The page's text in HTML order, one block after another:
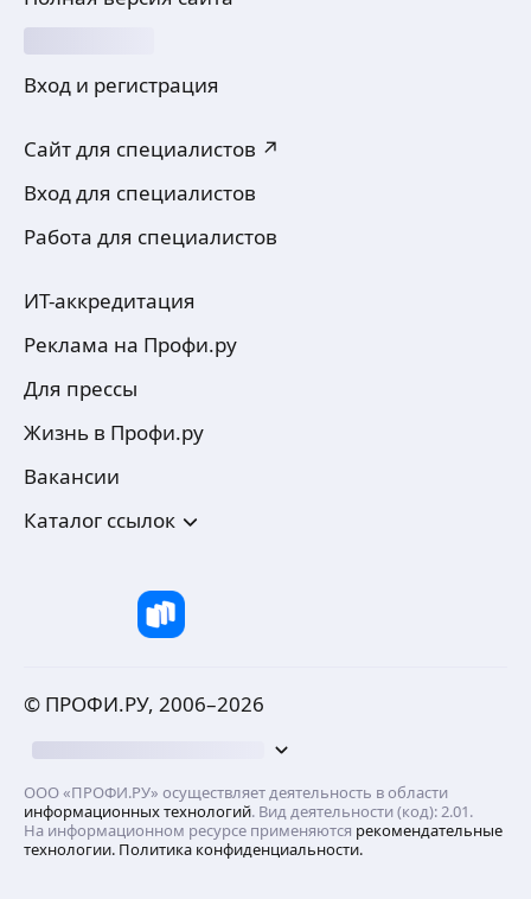
Вход и регистрация
Сайт для специалистов ↗
Вход для специалистов
Работа для специалистов
ИТ-аккредитация
Реклама на Профи.ру
Для прессы
Жизнь в Профи.ру
Вакансии
Каталог ссылок
© ПРОФИ.РУ, 2006–2026
ООО «ПРОФИ.РУ» осуществляет деятельность в области
информационных технологий. Вид деятельности (код): 2.01.
На информационном ресурсе применяются рекомендательные
технологии. Политика конфиденциальности.